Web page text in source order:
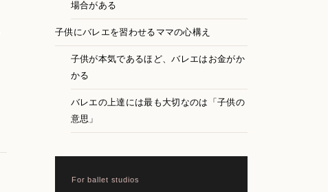
場合がある
子供にバレエを習わせるママの心構え
子供が本気であるほど、バレエはお金がか
かる
バレエの上達には最も大切なのは「子供の
意思」
For ballet studios